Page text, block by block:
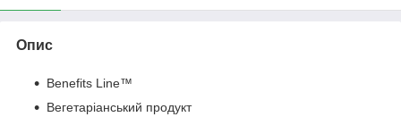
Опис
Benefits Line™
Вегетаріанський продукт